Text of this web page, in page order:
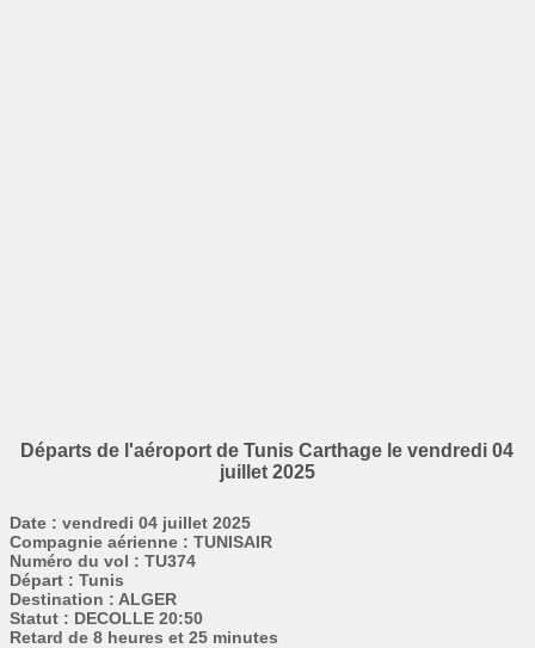
Départs de l'aéroport de Tunis Carthage le vendredi 04
juillet 2025
Date : vendredi 04 juillet 2025
Compagnie aérienne : TUNISAIR
Numéro du vol : TU374
Départ : Tunis
Destination : ALGER
Statut : DECOLLE 20:50
Retard de 8 heures et 25 minutes